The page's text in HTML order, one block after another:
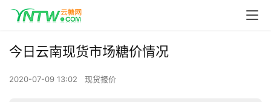
今日云南现货市场糖价情况
2020-07-09 13:02 现货报价